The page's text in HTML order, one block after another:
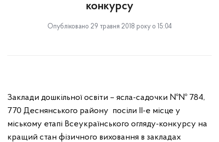
конкурсу
Опубліковано 29 травня 2018 року о 15:04
Заклади дошкільної освіти – ясла-садочки №№ 784,
770 Деснянського району посіли ІІ-е місце у
міському етапі Всеукраїнського огляду-конкурсу на
кращий стан фізичного виховання в закладах